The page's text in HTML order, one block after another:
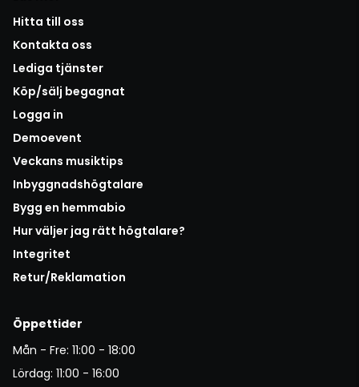
Hitta till oss
Kontakta oss
Lediga tjänster
Köp/sälj begagnat
Logga in
Demoevent
Veckans musiktips
Inbyggnadshögtalare
Bygg en hemmabio
Hur väljer jag rätt högtalare?
Integritet
Retur/Reklamation
Öppettider
Mån - Fre: 11:00 - 18:00
Lördag: 11:00 - 16:00